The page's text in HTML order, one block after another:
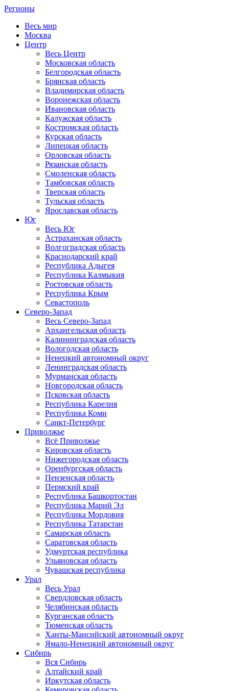
Регионы
Весь мир
Москва
Центр
Весь Центр
Московская область
Белгородская область
Брянская область
Владимирская область
Воронежская область
Ивановская область
Калужская область
Костромская область
Курская область
Липецкая область
Орловская область
Рязанская область
Смоленская область
Тамбовская область
Тверская область
Тульская область
Ярославская область
Юг
Весь Юг
Астраханская область
Волгоградская область
Краснодарский край
Республика Адыгея
Республика Калмыкия
Ростовская область
Республика Крым
Севастополь
Северо-Запад
Весь Северо-Запад
Архангельская область
Калининградская область
Вологодская область
Ненецкий автономный округ
Ленинградская область
Мурманская область
Новгородская область
Псковская область
Республика Карелия
Республика Коми
Санкт-Петербург
Приволжье
Всё Приволжье
Кировская область
Нижегородская область
Оренбургская область
Пензенская область
Пермский край
Республика Башкортостан
Республика Марий Эл
Республика Мордовия
Республика Татарстан
Самарская область
Саратовская область
Удмуртская республика
Ульяновская область
Чувашская республика
Урал
Весь Урал
Свердловская область
Челябинская область
Курганская область
Тюменская область
Ханты-Мансийский автономный округ
Ямало-Ненецкий автономный округ
Сибирь
Вся Сибирь
Алтайский край
Иркутская область